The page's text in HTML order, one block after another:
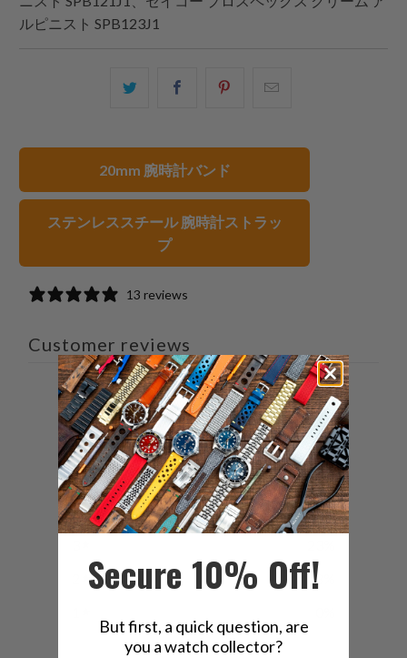
ルピニスト SPB123J1
を
Twitter
で
有
す
Facebook
す
る
Pinterest
る
を
友
に
く
だ
さ
い。
20mm 腕時計バンド
ステンレススチール 腕時計ストラッ
プ
13 reviews
Customer reviews
4.2 / 513 reviews
5 62%
4
8%
8
Secure 10% Off!
But first, a quick question, are
you a watch collector?